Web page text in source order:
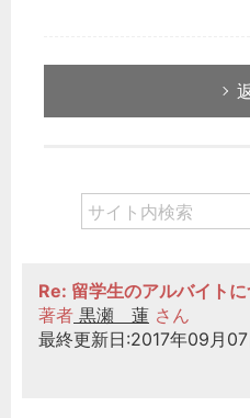
Re: 留学生のアルバイト
著者 黒瀬 蓮 さん
最終更新日:2017年09月